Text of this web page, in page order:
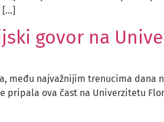
[…]
govor na
među najvažnijim trenucima dana
pripala ova čast na Univerzitetu